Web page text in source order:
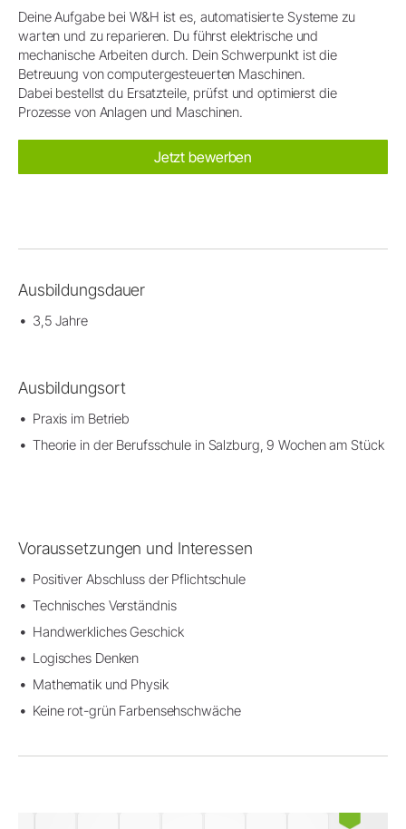
Deine Aufgabe bei W&H ist es, automatisierte Systeme zu
warten und zu reparieren. Du führst elektrische und
mechanische Arbeiten durch. Dein Schwerpunkt ist die
Betreuung von computergesteuerten Maschinen.
Dabei bestellst du Ersatzteile, prüfst und optimierst die
Prozesse von Anlagen und Maschinen.
Jetzt bewerben
Ausbildungsdauer
3,5 Jahre
Ausbildungsort
Praxis im Betrieb
Theorie in der Berufsschule in Salzburg, 9 Wochen am Stück
Voraussetzungen und Interessen
Positiver Abschluss der Pflichtschule
Technisches Verständnis
Handwerkliches Geschick
Logisches Denken
Mathematik und Physik
Keine rot-grün Farbensehschwäche